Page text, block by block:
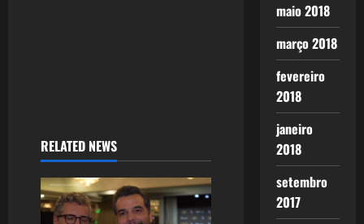
RELATED NEWS
maio 2018
março 2018
fevereiro
2018
janeiro
2018
setembro
2017